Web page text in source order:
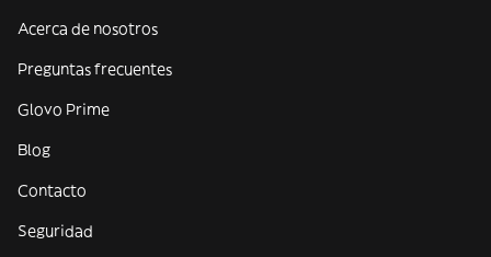
Acerca de nosotros
Preguntas frecuentes
Glovo Prime
Blog
Contacto
Seguridad